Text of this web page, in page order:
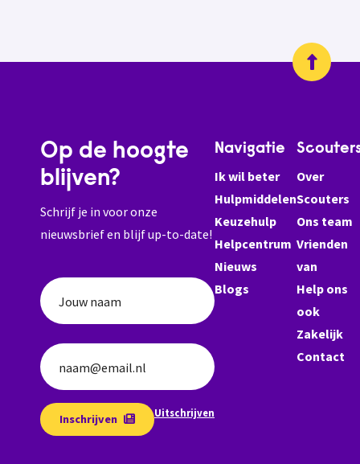
Op de hoogte
blijven?
Schrijf je in voor onze
nieuwsbrief en blijf up-to-date!
Jouw naam
naam@email.nl
Inschrijven Uitschrijven
Navigatie
Ik wil beter
Hulpmiddelen
Keuzehulp
Helpcentrum
Nieuws
Blogs
Over
Scouters
Ons team
Vrienden
van
Help ons
ook
Zakelijk
Contact